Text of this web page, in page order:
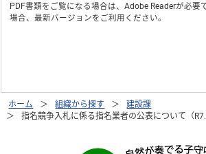
PDF書類をご覧になる場合は、Adobe Readerが必要
場合、最新バージョンをご利用ください。
ホーム 組織から探す
建設課
指名競争入札に係る指名業者の公表について（